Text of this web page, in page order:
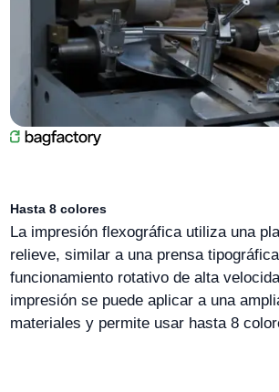
Hasta 8 colores
La impresión flexográfica utiliza una
relieve, similar a una prensa
funcionamiento rotativo de alta
impresión se puede aplicar a una
materiales y permite usar hasta 8